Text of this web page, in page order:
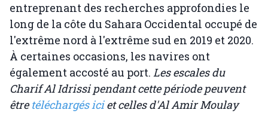
entreprenant des recherches approfondies le
long de la côte du Sahara Occidental occupé de
l'extrême nord à l'extrême sud en 2019 et 2020.
À certaines occasions, les navires ont
également accosté au port. Les escales du
Charif Al Idrissi pendant cette période peuvent
êtretéléchargés iciet celles d'Al Amir Moulay